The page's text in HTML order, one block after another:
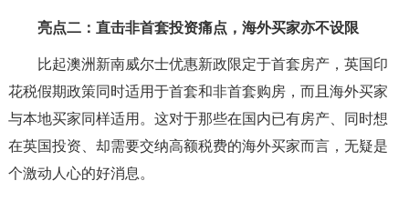
亮点二：直击非首套投资痛点，海外买家亦不设限
比起澳洲新南威尔士优惠新政限定于首套房产，英国印
花税假期政策同时适用于首套和非首套购房，而且海外买家
与本地买家同样适用。这对于那些在国内已有房产、同时想
在英国投资、却需要交纳高额税费的海外买家而言，无疑是
个激动人心的好消息。